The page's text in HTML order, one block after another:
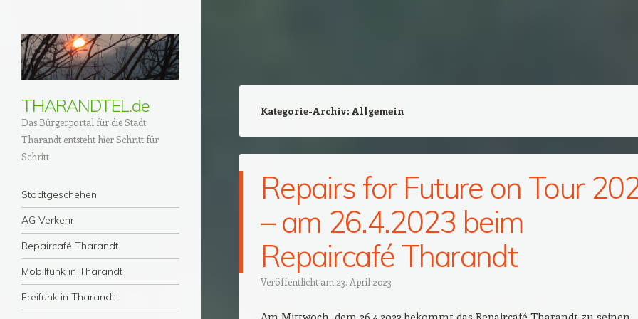
THARANDTEL.de
Das Bürgerportal für die Stadt
Tharandt entsteht hier Schritt für
Schritt
Menü
Zum Inhalt springen
Stadtgeschehen
AG Verkehr
Repaircafé Tharandt
Mobilfunk in Tharandt
Freifunk in Tharandt
Kategorie-Archiv: Allgemein
Repairs for Future on Tour
– am 26.4.2023 beim
Repaircafé Tharandt
Veröffentlicht am 23. April 2023
Am Mittwoch, dem 26.4.2023 bekommt das Repaircafé Tharandt zu seinen